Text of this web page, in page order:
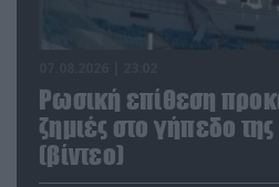
Ρωσική επίθεση
ζημιές στο γήπεδο
(βίντεο)